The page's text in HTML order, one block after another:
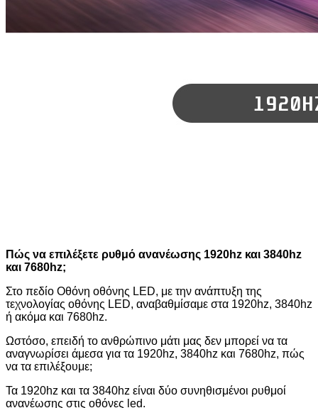
Πώς να επιλέξετε ρυθμό ανανέωσης 1920hz και 3840hz
και 7680hz;
Στο πεδίο Οθόνη οθόνης LED, με την ανάπτυξη της
τεχνολογίας οθόνης LED, αναβαθμίσαμε στα 1920hz, 3840hz
ή ακόμα και 7680hz.
Ωστόσο, επειδή το ανθρώπινο μάτι μας δεν μπορεί να τα
αναγνωρίσει άμεσα για τα 1920hz, 3840hz και 7680hz, πώς
να τα επιλέξουμε;
Τα 1920hz και τα 3840hz είναι δύο συνηθισμένοι ρυθμοί
ανανέωσης στις οθόνες led.